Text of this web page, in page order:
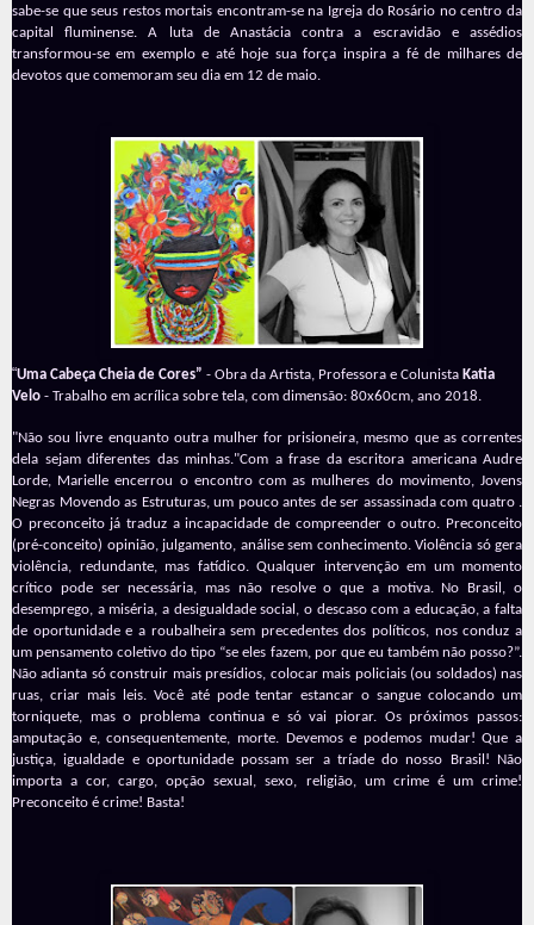
sabe-se que seus restos mortais encontram-se na Igreja do Rosário no centro da
capital fluminense. A luta de Anastácia contra a escravidão e assédios
transformou-se em exemplo e até hoje sua força inspira a fé de milhares de
devotos que comemoram seu dia em 12 de maio.
“Uma Cabeça Cheia de Cores” - Obra da Artista, Professora e Colunista Katia
Velo - Trabalho em acrílica sobre tela, com dimensão: 80x60cm, ano 2018.
"Não sou livre enquanto outra mulher for prisioneira, mesmo que as correntes
dela sejam diferentes das minhas."Com a frase da escritora americana Audre
Lorde, Marielle encerrou o encontro com as mulheres do movimento, Jovens
Negras Movendo as Estruturas, um pouco antes de ser assassinada com quatro .
O preconceito já traduz a incapacidade de compreender o outro. Preconceito
(pré-conceito) opinião, julgamento, análise sem conhecimento. Violência só gera
violência, redundante, mas fatídico. Qualquer intervenção em um momento
crítico pode ser necessária, mas não resolve o que a motiva. No Brasil, o
desemprego, a miséria, a desigualdade social, o descaso com a educação, a falta
de oportunidade e a roubalheira sem precedentes dos políticos, nos conduz a
um pensamento coletivo do tipo “se eles fazem, por que eu também não posso?”.
Não adianta só construir mais presídios, colocar mais policiais (ou soldados) nas
ruas, criar mais leis. Você até pode tentar estancar o sangue colocando um
torniquete, mas o problema continua e só vai piorar. Os próximos passos:
amputação e, consequentemente, morte. Devemos e podemos mudar! Que a
justiça, igualdade e oportunidade possam ser a tríade do nosso Brasil! Não
importa a cor, cargo, opção sexual, sexo, religião, um crime é um crime!
Preconceito é crime! Basta!